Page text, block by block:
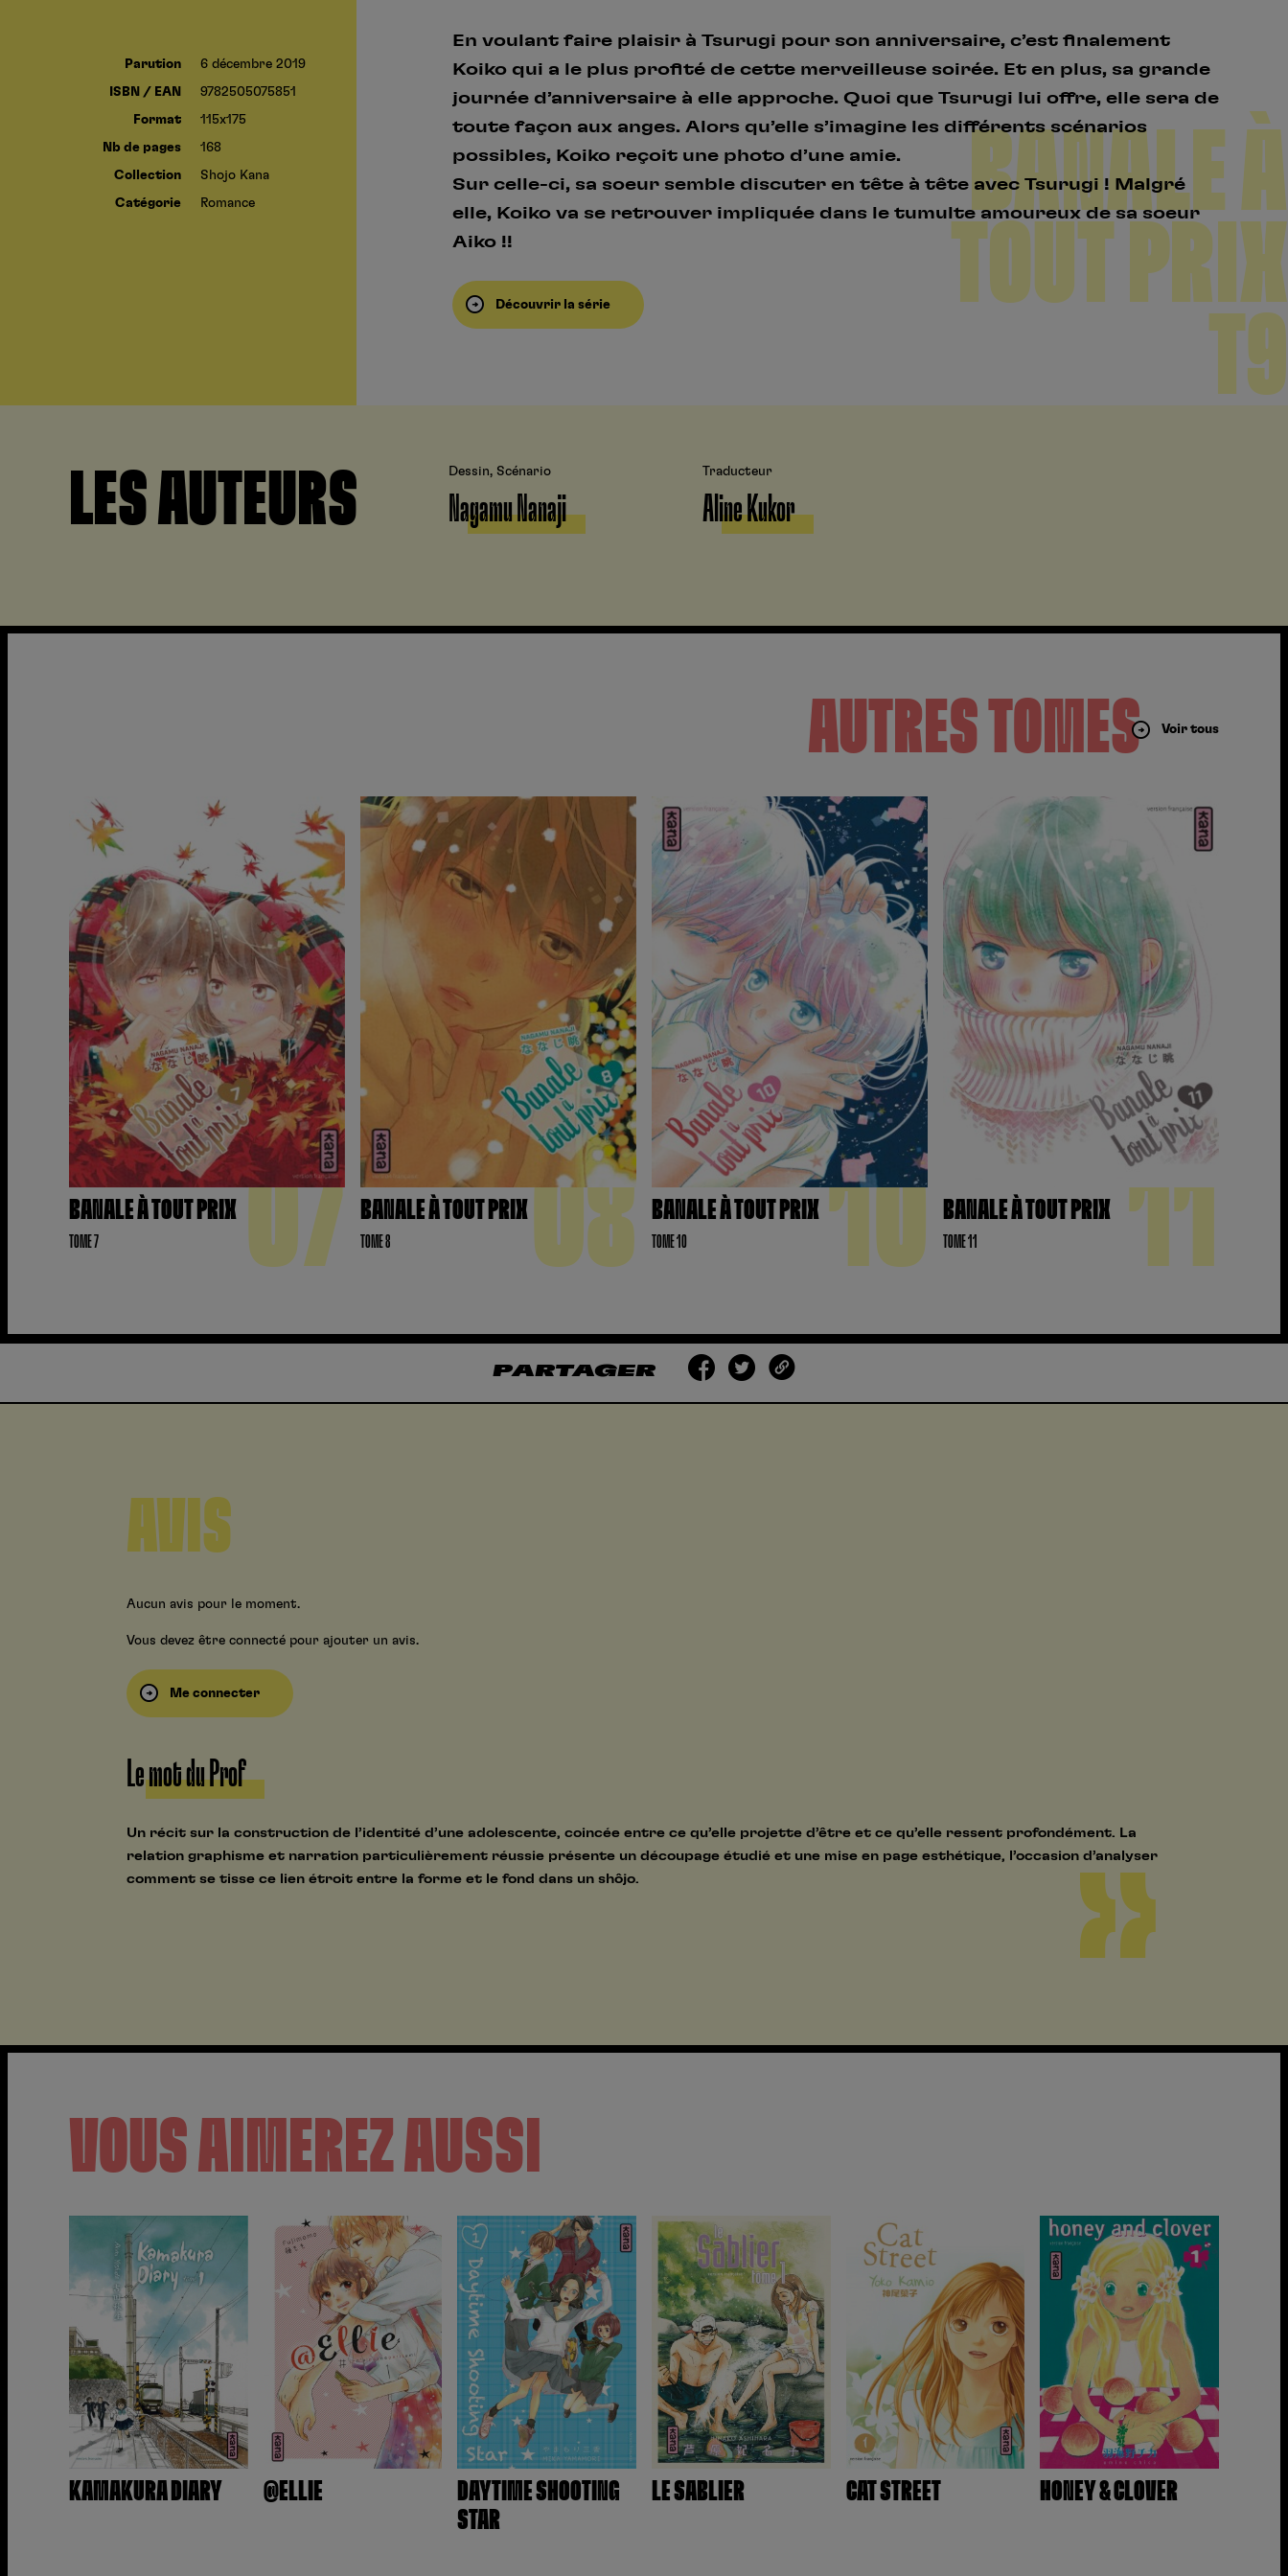
Parution 6 décembre 2019
ISBN / EAN 9782505075851
Format 115x175
Nb de pages 168
Collection Shojo Kana
Catégorie Romance
En voulant faire plaisir à Tsurugi pour son anniversaire, c’est finalement
Koiko qui a le plus profité de cette merveilleuse soirée. Et en plus, sa grande
journée d’anniversaire à elle approche. Quoi que Tsurugi lui offre, elle sera de
toute façon aux anges. Alors qu’elle s’imagine les différents scénarios
possibles, Koiko reçoit une photo d’une amie.
Sur celle-ci, sa soeur semble discuter en tête à tête avec Tsurugi ! Malgré
elle, Koiko va se retrouver impliquée dans le tumulte amoureux de sa soeur
Aiko !!
Découvrir la série
BANALE À
TOUT PRIX
T9
LES AUTEURS Dessin, Scénario
Nagamu Nanaji
Traducteur
Aline Kukor
AUTRES TOMES Voir tous
BANALE À TOUT PRIX
TOME 7 07 BANALE À TOUT PRIX
TOME 8 08 BANALE À TOUT PRIX
TOME 10 10 BANALE À TOUT PRIX
TOME 11 11
PARTAGER
AVIS
Aucun avis pour le moment.
Vous devez être connecté pour ajouter un avis.
Me connecter
Le mot du Prof
Un récit sur la construction de l’identité d’une adolescente, coincée entre ce qu’elle projette d’être et ce qu’elle ressent profondément. La
relation graphisme et narration particulièrement réussie présente un découpage étudié et une mise en page esthétique, l’occasion d’analyser
comment se tisse ce lien étroit entre la forme et le fond dans un shôjo.
VOUS AIMEREZ AUSSI
KAMAKURA DIARY @ELLIE
DAYTIME SHOOTING
STAR
LE SABLIER CAT STREET HONEY & CLOVER